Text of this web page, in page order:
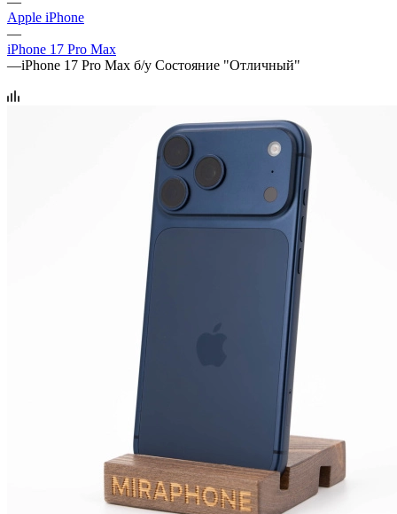
Apple iPhone
—
iPhone 17 Pro Max
—iPhone 17 Pro Max б/у Состояние "Отличный"